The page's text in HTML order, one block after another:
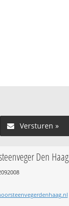
Versturen »
Den Haag